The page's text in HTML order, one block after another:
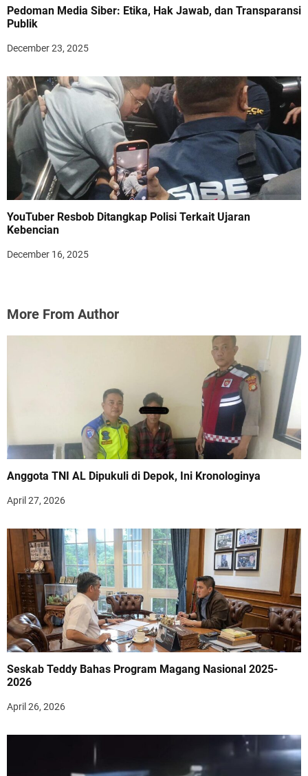
Pedoman Media Siber: Etika, Hak Jawab, dan Transparansi
Publik
December 23, 2025
YouTuber Resbob Ditangkap Polisi Terkait Ujaran
Kebencian
December 16, 2025
More From Author
Anggota TNI AL Dipukuli di Depok, Ini Kronologinya
April 27, 2026
Seskab Teddy Bahas Program Magang Nasional 2025-
2026
April 26, 2026